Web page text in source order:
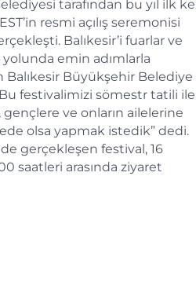
tarafından bu yıl ilk
resmi açılış seremonisi
Balıkesir’i fuarlar ve
emin adımlarla
Büyükşehir Belediye
festivalimizi sömestr tatili ile
ve onların ailelerine
olsa yapmak istedik” dedi.
gerçekleşen festival, 16
saatleri arasında ziyaret